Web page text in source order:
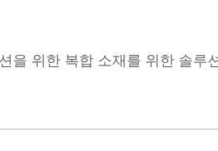
을 위한 복합 소재를 위한 솔루